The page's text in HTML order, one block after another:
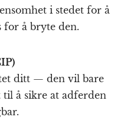
i stedet for å
for å bryte den.
ditt — den vil bare
å sikre at adferden